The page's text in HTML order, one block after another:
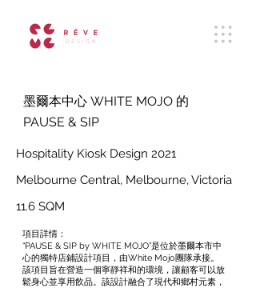
墨爾本中心 WHITE MOJO 的
PAUSE & SIP
Hospitality Kiosk Design 2021
Melbourne Central, Melbourne, Victoria
11.6 SQM
項目詳情：
“PAUSE & SIP by WHITE MOJO”是位於墨爾本市中
心的獨特店鋪設計項目，由White Mojo團隊承接。
該項目旨在營造一個寧靜祥和的環境，讓顧客可以放
鬆身心並享用飲品。該設計融合了現代和鄉村元素，